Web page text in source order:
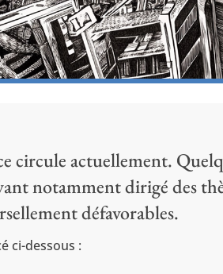
circule actuellement.
notamment dirigé des
défavorables.
ci-dessous :